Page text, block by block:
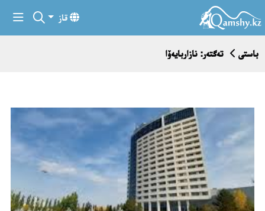
قاز
باستى تەگتەر: نازاربايەۆا